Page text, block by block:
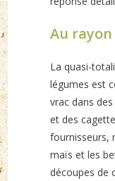
Au
La quasi-
légumes est
vrac dans
et des
fournisseurs,
maïs et les
découpes de